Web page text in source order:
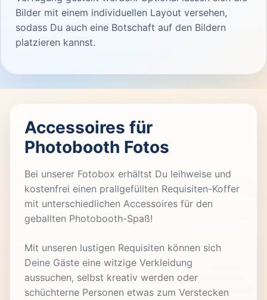
Bilder mit einem individuellen Layout versehen,
sodass Du auch eine Botschaft auf den Bildern
platzieren kannst.
Accessoires für
Photobooth Fotos
Bei unserer Fotobox erhältst Du leihweise und
kostenfrei einen prallgefüllten Requisiten-Koffer
mit unterschiedlichen Accessoires für den
geballten Photobooth-Spaß!
Mit unseren lustigen Requisiten können sich
Deine Gäste eine witzige Verkleidung
aussuchen, selbst kreativ werden oder
schüchterne Personen etwas zum Verstecken